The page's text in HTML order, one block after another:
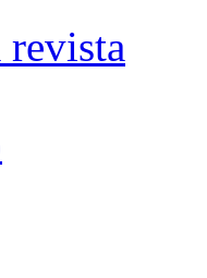
revista